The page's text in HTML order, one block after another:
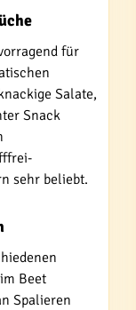
für
Salate,
Snack
sehr beliebt.
Beet
Spalieren